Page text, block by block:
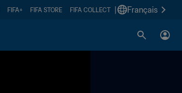
FIFA+ FIFA STORE FIFA COLLECT Français